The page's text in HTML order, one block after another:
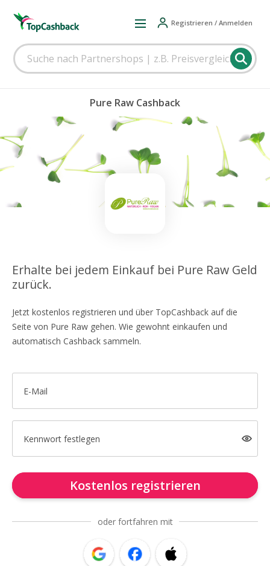
Registrieren / Anmelden
Pure Raw Cashback
Erhalte bei jedem Einkauf bei Pure Raw Geld
zurück.
Jetzt kostenlos registrieren und über TopCashback auf die
Seite von Pure Raw gehen. Wie gewohnt einkaufen und
automatisch Cashback sammeln.
E-Mail
Kennwort festlegen
Kostenlos registrieren
oder fortfahren mit